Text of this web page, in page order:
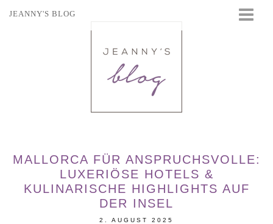
JEANNY'S BLOG
MALLORCA FÜR ANSPRUCHSVOLLE:
LUXERIÖSE HOTELS &
KULINARISCHE HIGHLIGHTS AUF
DER INSEL
2. AUGUST 2025